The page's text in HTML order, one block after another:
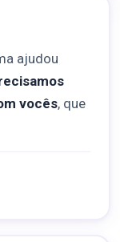
ajudou
vocês, que